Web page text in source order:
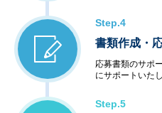
・データセンター
・ハウジング・ホスティング
・セキュリティ
＜教育サービス＞
・システム運用サービス
＜コンビニエンスサービス＞
Step.4
書類作成・
応募書類のサポ
にサポートいたし
Step.5